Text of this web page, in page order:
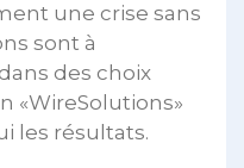
une crise sans
sont à
des choix
«WireSolutions»
les résultats.